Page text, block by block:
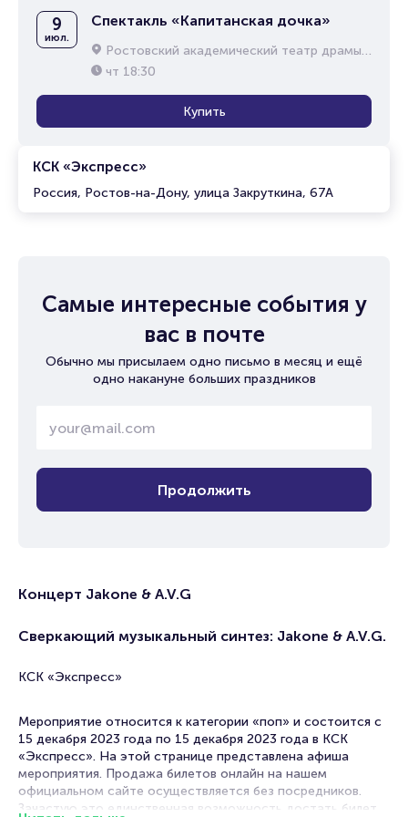
КСК «Экспресс»
Россия, Ростов-на-Дону, улица Закруткина, 67А
9
июл.
Спектакль «Капитанская дочка»
Ростовский академический театр драмы им. М.Горького
чт 18:30
Купить
Самые интересные события у
вас в почте
Обычно мы присылаем одно письмо в месяц и ещё
одно накануне больших праздников
Продолжить
Концерт Jakone & A.V.G
Сверкающий музыкальный синтез: Jakone & A.V.G.
КСК «Экспресс»
Мероприятие относится к категории «поп» и состоится с
15 декабря 2023 года по 15 декабря 2023 года в КСК
«Экспресс». На этой странице представлена афиша
мероприятия. Продажа билетов онлайн на нашем
официальном сайте осуществляется без посредников.
Зачастую это единственная возможность достать билет